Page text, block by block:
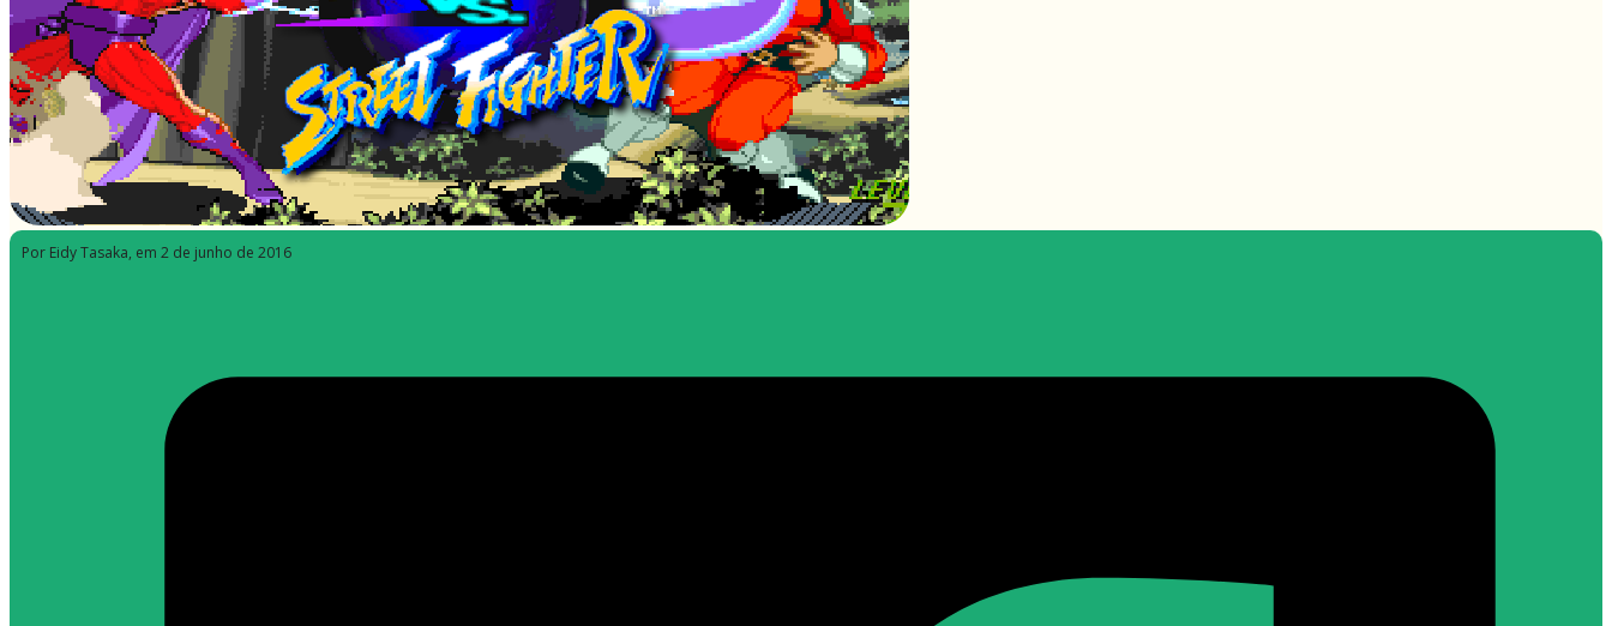
Por Eidy Tasaka, em 2 de junho de 2016